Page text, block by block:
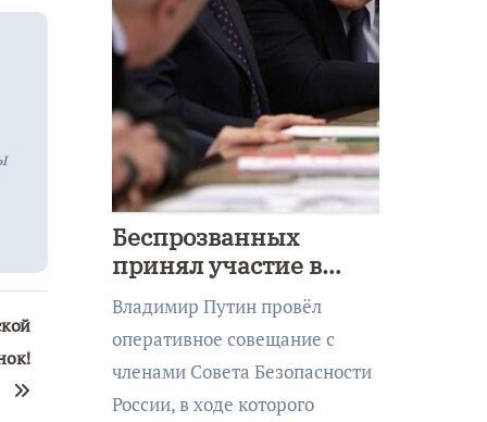
Беспрозванных
принял участие в
совещании Совбеза
под руководством
Путина
Владимир Путин провёл
оперативное совещание с
членами Совета Безопасности
России, в ходе которого